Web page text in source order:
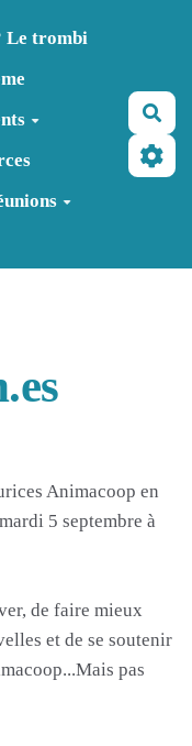
Le trombi
Animacoop en
5 septembre à
de faire mieux
et de se soutenir
pas